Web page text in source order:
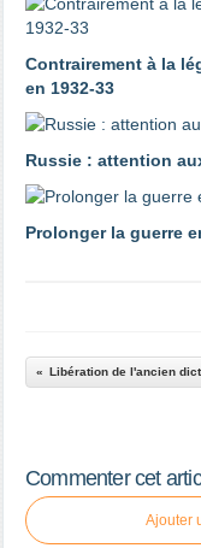
Contrairement à la
en 1932-33
Russie : attention
Prolonger la guerre
Libération de l'ancien
Commenter cet
Ajouter